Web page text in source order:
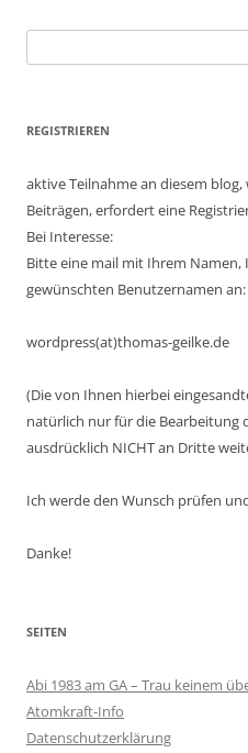
nach:
REGISTRIEREN
aktive Teilnahme an diesem
Beiträgen, erfordert eine
Bei Interesse:
Bitte eine mail mit Ihrem Namen,
gewünschten Benutzernamen an:
wordpress(at)thomas-geilke.de
(Die von Ihnen hierbei
natürlich nur für die Bearbeitung
ausdrücklich NICHT an Dritte
Ich werde den Wunsch prüfen
Danke!
SEITEN
Abi 1983 am GA – Trau keinem
Atomkraft-Info
Datenschutzerklärung